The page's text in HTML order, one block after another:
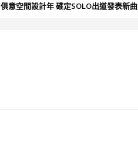
意空間設計年 確定SOLO出道發表新曲